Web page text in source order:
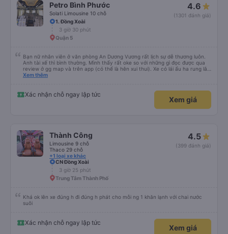
Petro Bình Phước
Solati Limousine 10 chỗ
4.6
(1301 đánh giá)
1. Đồng Xoài
3 giờ 30 phút
Quận 5
Bạn nữ nhân viên ở văn phòng An Dương Vương rất lịch sự dễ thương luôn.
Anh tài xế thì bình thường. Mình thấy rất oke so với những gì đọc được qua
review ở gg map và trên app (có thể là hên xui thui). Xe có lái ẩu ha rung lắc
hay không thì cũng ko rõ tại mình say xe nên ngủ ko à
Xem thêm
Xác nhận chỗ ngay lập tức
Xem giá
Thành Công
Limousine 9 chỗ
Thaco 29 chỗ
+1 loại xe khác
4.5
(399 đánh giá)
CN Đồng Xoài
3 giờ 25 phút
Trung Tâm Thành Phố
Khá ok lên xe đúng h đi đúng h phát cho mỗi ng 1 khăn lạnh với chai nước
suôi
Xác nhận chỗ ngay lập tức
Xem giá